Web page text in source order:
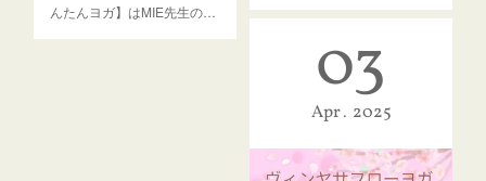
んたんヨガ】はMIE先生の…
03
Apr 2025